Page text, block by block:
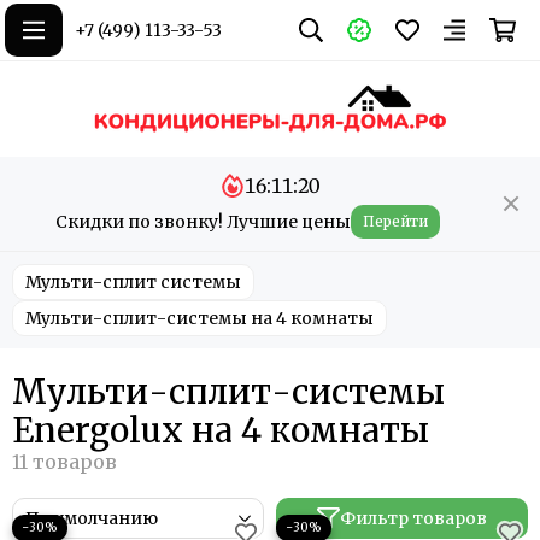
+7 (499) 113-33-53
Скидки по звонку! Лучшие цены
16:11:19
Перейти
Мульти-сплит системы
Мульти-сплит-системы на 4 комнаты
Мульти-сплит-системы
Energolux на 4 комнаты
Фильтр товаров
−30% −30%